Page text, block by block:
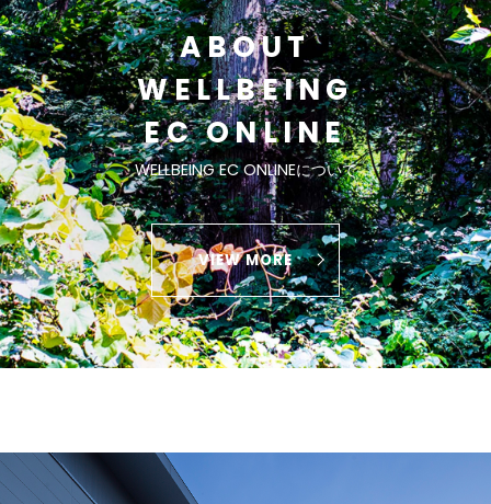
ABOUT
WELLBEING
EC ONLINE
WELLBEING EC ONLINEについて
VIEW MORE